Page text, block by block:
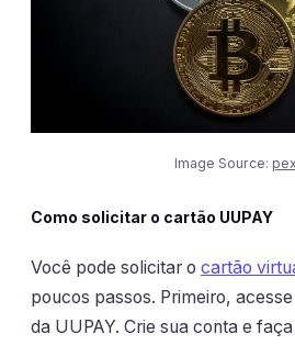
Image Source:
Como solicitar o cartão UUPAY
Você pode solicitar o cartão
poucos passos. Primeiro,
da UUPAY. Crie sua conta e